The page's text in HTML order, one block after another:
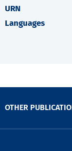
URN
Languages
OTHER